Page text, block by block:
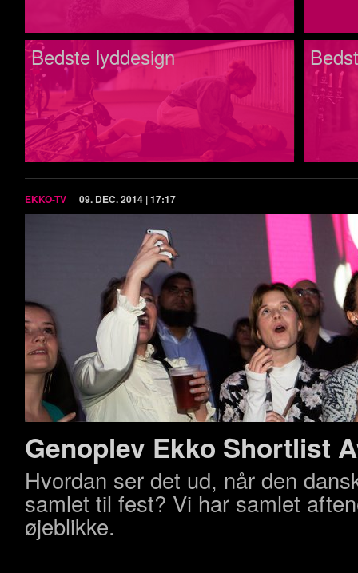
Bedste lyddesign
EKKO-TV 09. DEC. 2014 | 17:17
Genoplev Ekko Shortlist
Hvordan ser det ud, når den
samlet til fest? Vi har samlet
øjeblikke.